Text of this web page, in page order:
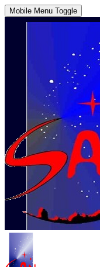
Mobile Menu Toggle